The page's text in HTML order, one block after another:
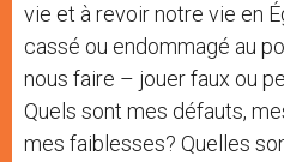
vie et à revoir notre vie en
cassé ou endommagé au
nous faire – jouer faux ou
Quels sont mes défauts,
mes faiblesses? Quelles